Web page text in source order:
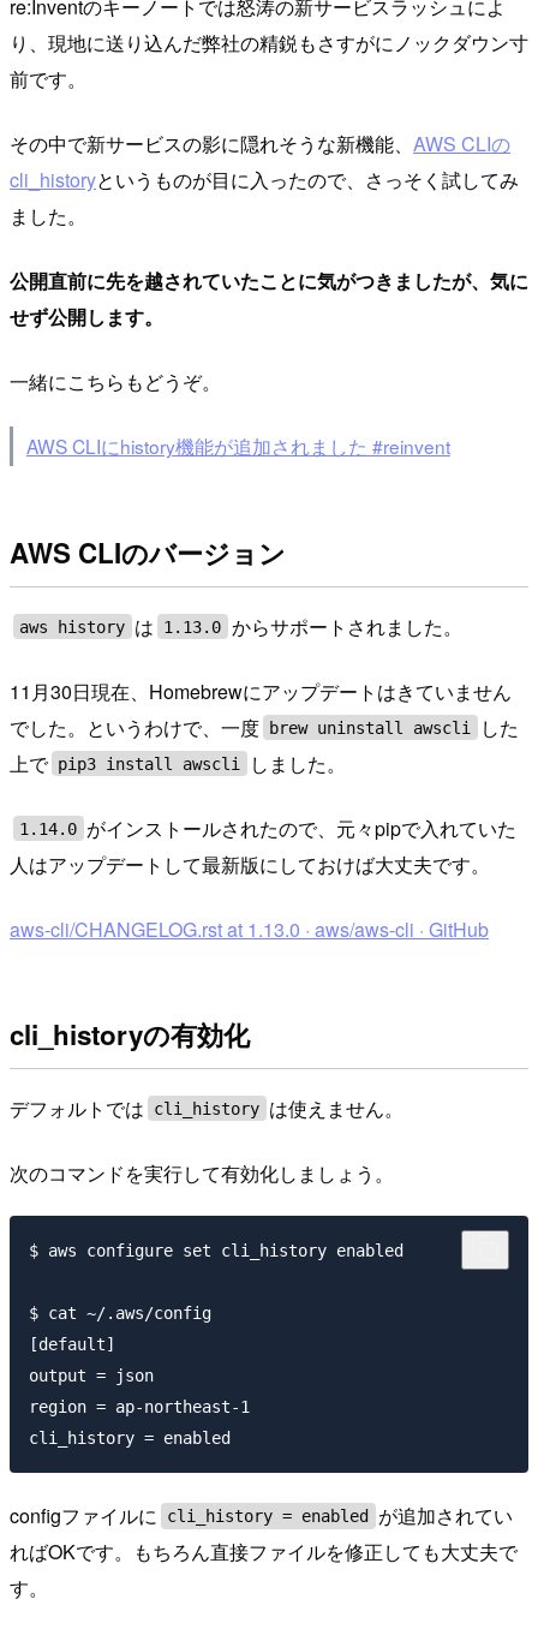
re:Inventのキーノートでは怒涛の新サービスラッシュによ
り、現地に送り込んだ弊社の精鋭もさすがにノックダウン寸
前です。
その中で新サービスの影に隠れそうな新機能、 AWS CLIの
cli_historyというものが目に入ったので、さっそく試してみ
ました。
公開直前に先を越されていたことに気がつきましたが、気に
せず公開します。
一緒にこちらもどうぞ。
AWS CLIにhistory機能が追加されました #reinvent
AWS CLIのバージョン
aws history は 1.13.0 からサポートされました。
11月30日現在、Homebrewにアップデートはきていません
でした。というわけで、一度
brew uninstall awscli
した
上で pip3 install awscli しました。
1.14.0 がインストールされたので、元々pipで入れていた
人はアップデートして最新版にしておけば大丈夫です。
aws-cli/CHANGELOG.rst at 1.13.0 · aws/aws-cli · GitHub
cli_historyの有効化
デフォルトでは cli_history は使えません。
次のコマンドを実行して有効化しましょう。
$ aws configure set cli_history enabled
$ cat ~/.aws/config
[default]
output = json
region = ap-northeast-1
configファイルに cli_history = enabled
が追加されてい
ればOKです。もちろん直接ファイルを修正しても大丈夫で
す。